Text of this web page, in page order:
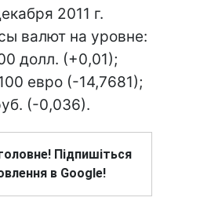
2011 г.
валют на уровне:
долл. (+0,01);
евро (-14,7681);
(-0,036).
Підпишіться
в Google!